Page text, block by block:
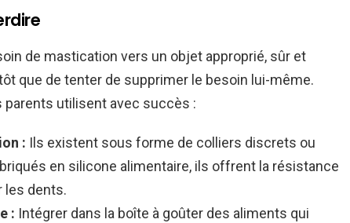
de mastication vers un objet approprié, sûr et
que de tenter de supprimer le besoin lui-même.
utilisent avec succès :
: Ils existent sous forme de colliers discrets ou
en silicone alimentaire, ils offrent la résistance
les dents.
: Intégrer dans la boîte à goûter des aliments qui